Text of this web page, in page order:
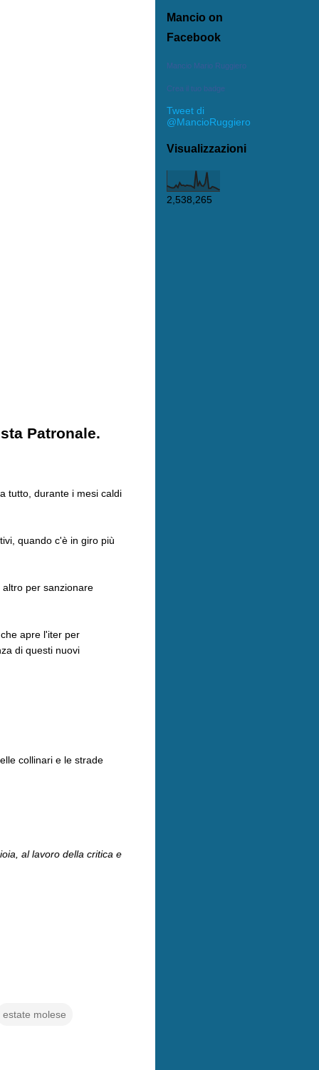
Mancio on
Facebook
Mancio Mario Ruggiero
Crea il tuo badge
Tweet di
@MancioRuggiero
Visualizzazioni
2,538,265
Patronale.
tutto, durante i mesi caldi
quando c'è in giro più
per sanzionare
apre l'iter per
di questi nuovi
collinari e le strade
al lavoro della critica e
estate molese